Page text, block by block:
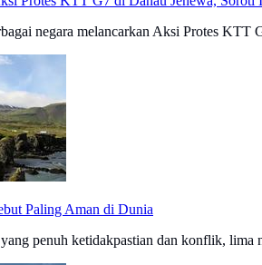
negara melancarkan Aksi Protes KTT
Paling Aman di Dunia
penuh ketidakpastian dan konflik, lima